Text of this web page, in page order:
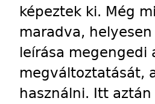
képeztek ki. Még
maradva,
leírása megengedi
megváltoztatását,
használni. Itt